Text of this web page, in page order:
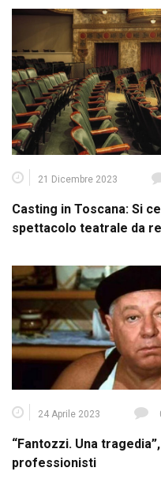
21 Dicembre 2023
Casting in Toscana: Si
spettacolo teatrale da
24 Aprile 2023
“Fantozzi. Una
professionisti